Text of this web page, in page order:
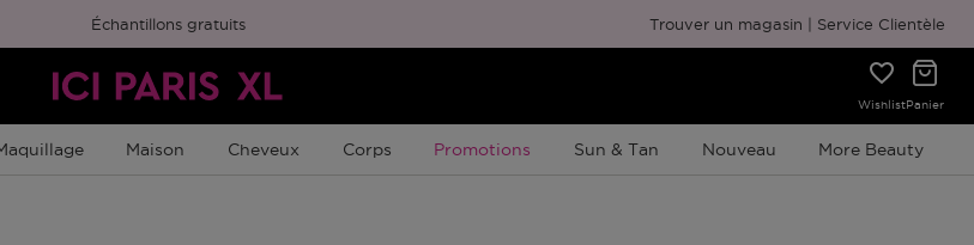
Échantillons gratuits Emballage cadeau gratuit
Trouver un magasin Service Clientèle
WishlistPanier
Maison Cheveux Corps Promotion À Durée Limitée
Promotions Sun & Tan Nouveau More Beauty